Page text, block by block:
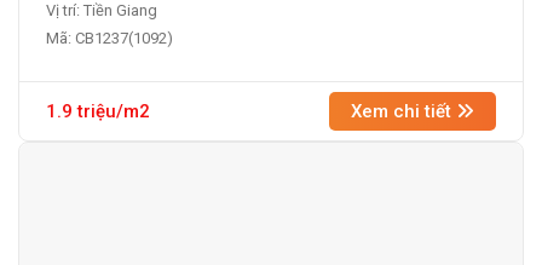
Vị trí: Tiền Giang
Mã: CB1237(1092)
1.9 triệu/m2 Xem chi tiết